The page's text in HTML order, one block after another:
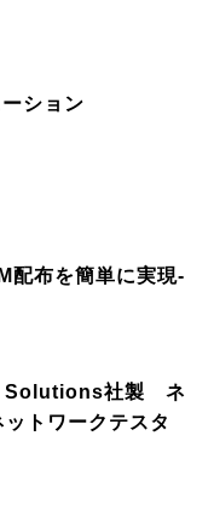
ション
配布を簡単に実現-
Solutions社製 ネ
トワークテスタ